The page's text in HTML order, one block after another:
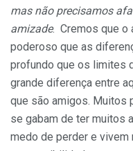
mas não precisamos
amizade. Cremos que o
poderoso que as
profundo que os limites
grande diferença entre
que são amigos. Muitos
se gabam de ter muitos
medo de perder e vivem